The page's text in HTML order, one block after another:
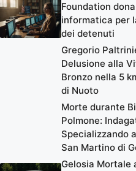
Foundation dona
informatica per
dei detenuti
Gregorio
Delusione alla
Bronzo nella 5
di Nuoto
Morte durante
Polmone:
Specializzando
San Martino di
Gelosia Mortale